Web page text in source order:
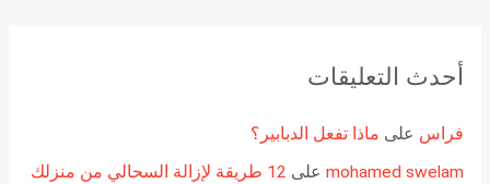
أحدث التعليقات
فراس على ماذا تفعل الدبابير؟
mohamed swelamعلى
12 طريقة لإزالة السحالي من منزلك